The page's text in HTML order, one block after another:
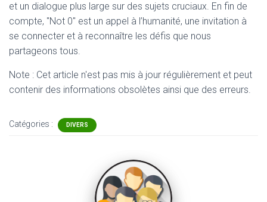
et un dialogue plus large sur des sujets cruciaux. En fin de
compte, "Not 0" est un appel à l’humanité, une invitation à
se connecter et à reconnaître les défis que nous
partageons tous.
Note : Cet article n'est pas mis à jour régulièrement et peut
contenir des informations obsolètes ainsi que des erreurs.
Catégories : DIVERS